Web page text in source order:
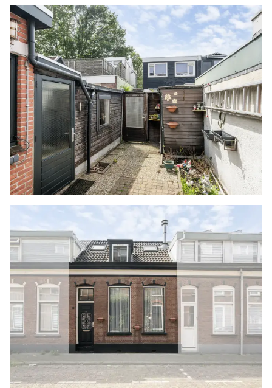
- Energielabel C
- Oplevering in overleg
Woonoppervlakte
De Meetinstructie is gebaseerd op de NEN2580.
De Meetinstructie is bedoeld om een meer
eenduidige manier van meten toe te passen voor
het geven van een indicatie van de
gebruiksoppervlakte. De Meetinstructie sluit
verschillen in meetuitkomsten niet volledig uit,
door bijvoorbeeld interpretatieverschillen,
afrondingen of beperkingen bij het uitvoeren
van de meting. Indien de exacte maten voor een
koper van cruciaal belang zijn, adviseren wij
deze zelf na te meten. De (kandidaat)koper(s)
zullen, indien gewenst, daartoe in de
gelegenheid gesteld worden op een passend
moment teneinde teleurstellingen en schade te
voorkomen.
Ouderdomsclausule
Bij woningen ouder dan 30 jaar zal er standaard
in de koopakte een ouderdomsclausule worden